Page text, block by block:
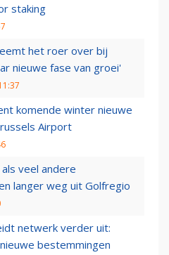
staking
het roer over bij
nieuwe fase van groei'
komende winter nieuwe
Airport
veel andere
langer weg uit Golfregio
netwerk verder uit:
bestemmingen